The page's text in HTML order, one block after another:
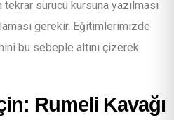
tekrar sürücü kursuna yazılması
gerekir. Eğitimlerimizde
bu sebeple altını çizerek
Rumeli Kavağı